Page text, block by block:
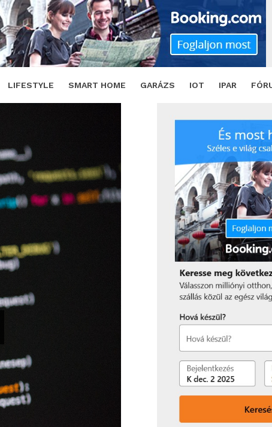
LIFESTYLE SMART HOME GARÁZS IOT IPAR
TWEET